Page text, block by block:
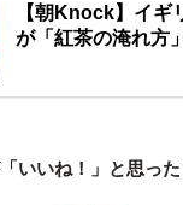
【朝Knock】イギ
が「紅茶の淹れ方
いいね！」と思った